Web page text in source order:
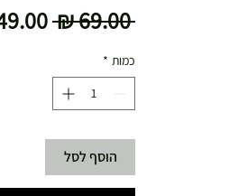
‏69.00 ‏₪
מחיר
כמות *
הוסף לסל